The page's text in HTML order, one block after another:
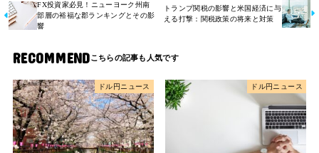
FX投資家必見！ニューヨーク州南
部層の裕福な郡ランキングとその影
響
トランプ関税の影響と米国経済に与
える打撃：関税政策の将来と対策
RECOMMEND
ドル円ニュース ドル円ニュース